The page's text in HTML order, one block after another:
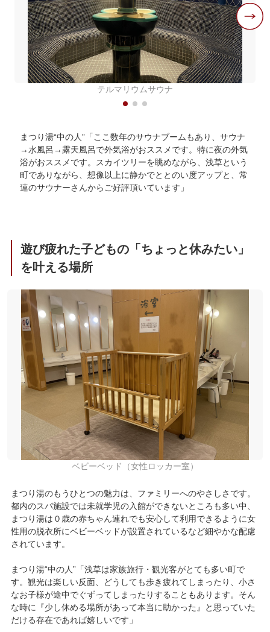
テルマリウムサウナ
まつり湯“中の人”「ここ数年のサウナブームもあり、サウナ
→水風呂→露天風呂で外気浴がおススメです。特に夜の外気
浴がおススメです。スカイツリーを眺めながら、浅草という
町でありながら、想像以上に静かでととのい度アップと、常
連のサウナーさんからご好評頂いています」
遊び疲れた子どもの「ちょっと休みたい」
を叶える場所
ベビーベッド（女性ロッカー室）
まつり湯のもうひとつの魅力は、ファミリーへのやさしさです。
都内のスパ施設では未就学児の入館ができないところも多い中、
まつり湯は０歳の赤ちゃん連れでも安心して利用できるように女
性用の脱衣所にベビーベッドが設置されているなど細やかな配慮
されています。
まつり湯“中の人”「浅草は家族旅行・観光客がとても多い町で
す。観光は楽しい反面、どうしても歩き疲れてしまったり、小さ
なお子様が途中でぐずってしまったりすることもあります。そん
な時に『少し休める場所があって本当に助かった』と思っていた
だける存在であれば嬉しいです」